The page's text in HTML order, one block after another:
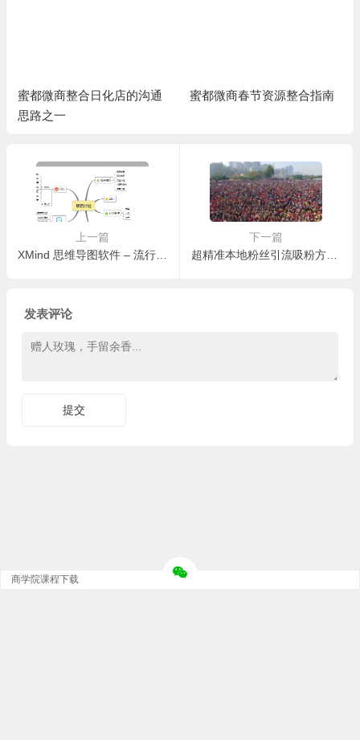
蜜都微商整合日化店的沟通
思路之一
蜜都微商春节资源整合指南
上一篇
XMind 思维导图软件 – 流行思维导图软件，打造易用、美观、高效的可视化思维管理工具。（仅PC电脑可用）
下一篇
超精准本地粉丝引流吸粉方法，没有推广技术门槛执行就可以每天加粉1000+，附带万能泛流量（如色流）筛精准粉套路
发表评论
商学院课程下载